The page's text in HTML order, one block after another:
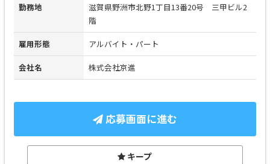
勤務地
滋賀県野洲市北野1丁目13番20号 三甲ビル2
階
雇用形態 アルバイト・パート
会社名 株式会社京進
応募画面に進む
キープ